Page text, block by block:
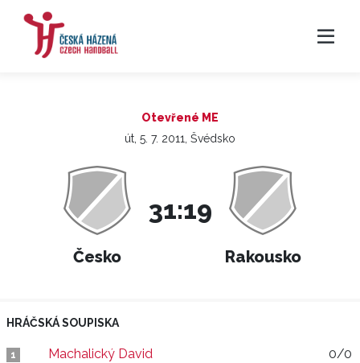
Otevřené ME
út, 5. 7. 2011, Švédsko
Česko
31:19
Rakousko
HRÁČSKÁ SOUPISKA
1 Machalický David 0/0